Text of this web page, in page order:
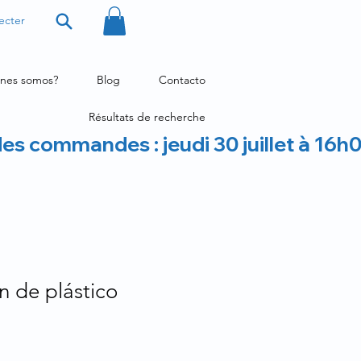
somos? Blog Contacto
Résultats de recherche
commandes : jeudi 30 juillet à
de plástico